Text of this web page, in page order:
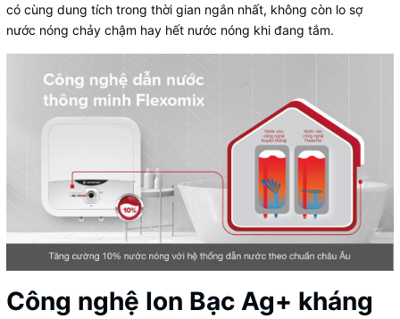
có cùng dung tích trong thời gian ngắn nhất, không còn lo sợ
nước nóng chảy chậm hay hết nước nóng khi đang tắm.
Công nghệ Ion Bạc Ag+ kháng